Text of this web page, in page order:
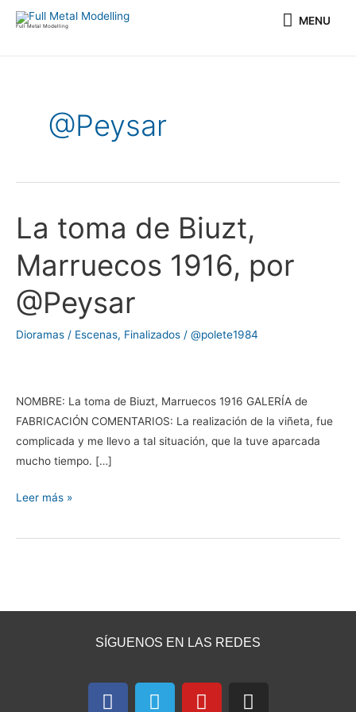
Full Metal Modelling MENU
MENU
@Peysar
La toma de Biuzt,
Marruecos 1916, por
@Peysar
Dioramas / Escenas, Finalizados / @polete1984
NOMBRE: La toma de Biuzt, Marruecos 1916 GALERÍA de
FABRICACIÓN COMENTARIOS: La realización de la viñeta, fue
complicada y me llevo a tal situación, que la tuve aparcada
mucho tiempo. […]
La
toma
de
Biuzt,
Marruecos
1916,
por
Leer más »
SÍGUENOS EN LAS REDES
F
T
Y
I